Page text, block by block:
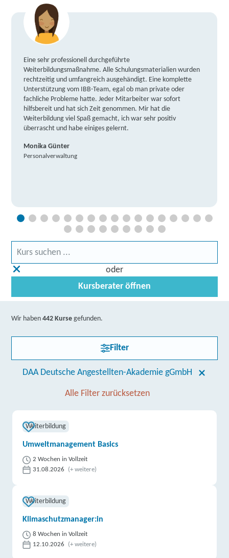
Eine sehr professionell durchgeführte
Weiterbildungsmaßnahme. Alle Schulungsmaterialien wurden
rechtzeitig und umfangreich ausgehändigt. Eine komplette
Unterstützung vom IBB-Team, egal ob man private oder
fachliche Probleme hatte. Jeder Mitarbeiter war sofort
hilfsbereit und hat sich Zeit genommen. Mir hat die
Weiterbildung viel Spaß gemacht, ich war sehr positiv
überrascht und habe einiges gelernt.
Monika Günter
Personalverwaltung
oder
Kursberater öffnen
Wir haben442 Kurse gefunden.
Filter
DAA Deutsche Angestellten-Akademie gGmbH
Alle Filter zurücksetzen
Weiterbildung
Umweltmanagement Basics
2 Wochen in Vollzeit
31.08.2026
(+ weitere)
Weiterbildung
Klimaschutzmanager:in
8 Wochen in Vollzeit
12.10.2026
(+ weitere)